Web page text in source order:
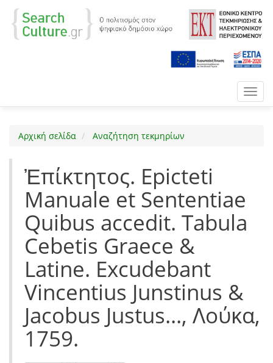
Αρχική σελίδα Αναζήτηση τεκμηρίων
Ἐπίκτητος. Epicteti
Manuale et Sententiae
Quibus accedit. Tabula
Cebetis Graece &
Latine. Excudebant
Vincentius Junstinus &
Jacobus Justus..., Λούκα,
1759.